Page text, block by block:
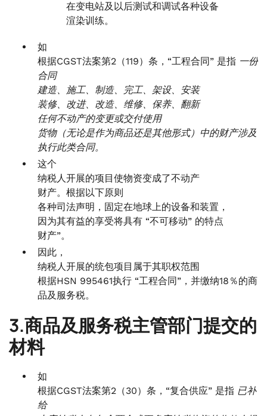
在变电站及以后测试和调试各种设备
渲染训练。
如
根据CGST法案第2（119）条，“工程合同” 是指 一份
合同
建造、施工、制造、完工、架设、安装
装修、改进、改造、维修、保养、翻新
任何不动产的变更或交付使用
货物（无论是作为商品还是其他形式）中的财产涉及
执行此类合同。
这个
纳税人开展的项目使物资变成了不动产
财产。根据以下原则
各种司法声明，固定在地球上的设备和装置，
因为其有益的享受将具有 “不可移动” 的特点
财产”。
因此，
纳税人开展的统包项目属于其职权范围
根据HSN 995461执行 “工程合同”，并缴纳18％的商
品及服务税。
3.商品及服务税主管部门提交的
材料
如
根据CGST法案第2（30）条，“复合供应” 是指 已补
给